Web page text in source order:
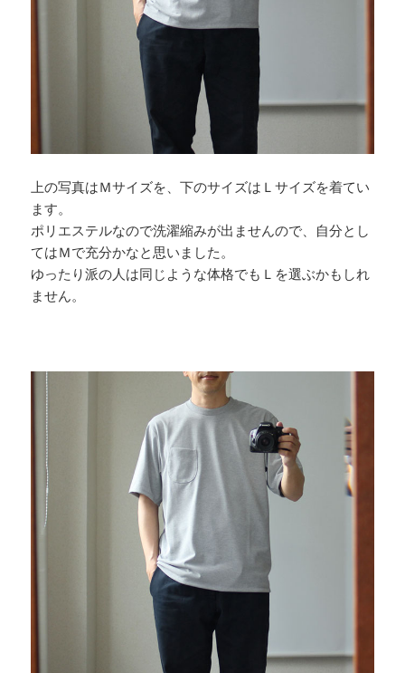
上の写真はＭサイズを、下のサイズはＬサイズを着てい
ます。
ポリエステルなので洗濯縮みが出ませんので、自分とし
てはＭで充分かなと思いました。
ゆったり派の人は同じような体格でもＬを選ぶかもしれ
ません。